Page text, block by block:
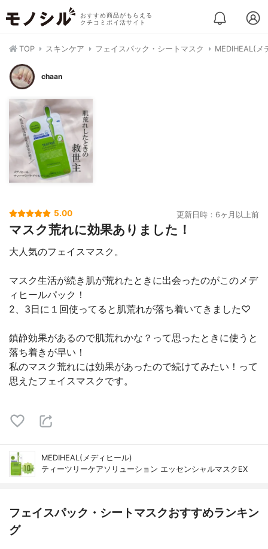
おすすめ商品がもらえる
クチコミポイ活サイト
TOP スキンケア フェイスパック・シートマスク MEDIHEAL(メ
chaan
5.00 更新日時：6ヶ月以上前
マスク荒れに効果ありました！
大人気のフェイスマスク。
マスク生活が続き肌が荒れたときに出会ったのがこのメデ
ィヒールパック！
2、3日に１回使ってると肌荒れが落ち着いてきました♡
鎮静効果があるので肌荒れかな？って思ったときに使うと
落ち着きが早い！
私のマスク荒れには効果があったので続けてみたい！って
思えたフェイスマスクです。
MEDIHEAL(メディヒール)
ティーツリーケアソリューション エッセンシャルマスクEX
フェイスパック・シートマスクおすすめランキン
グ